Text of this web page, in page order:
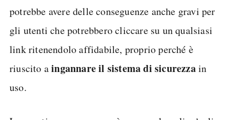
potrebbe avere delle conseguenze anche gravi per
gli utenti che potrebbero cliccare su un qualsiasi
link ritenendolo affidabile, proprio perché è
riuscito aingannare il sistema di sicurezzain
uso.